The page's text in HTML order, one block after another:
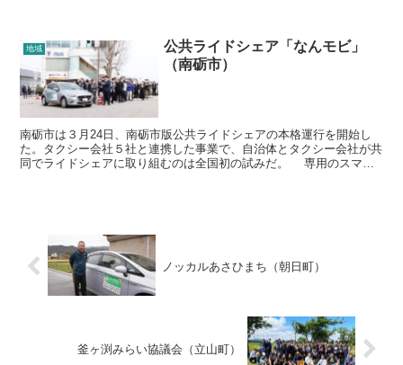
地域
公共ライドシェア「なんモビ」
（南砺市）
南砺市は３月24日、南砺市版公共ライドシェアの本格運行を開始し
た。タクシー会社５社と連携した事業で、自治体とタクシー会社が共
同でライドシェアに取り組むのは全国初の試みだ。 専用のスマホ
ノッカルあさひまち（朝日町）
釜ヶ渕みらい協議会（立山町）